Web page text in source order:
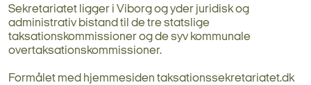
Sekretariatet ligger i Viborg og yder juridisk og
administrativ bistand til de tre statslige
taksationskommissioner og de syv kommunale
overtaksationskommissioner.
Formålet med hjemmesiden taksationssekretariatet.dk